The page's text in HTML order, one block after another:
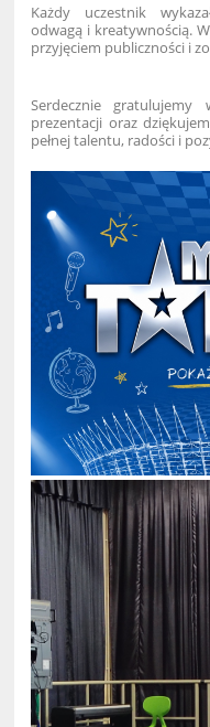
Każdy uczestnik
odwagą i kreatywnością.
przyjęciem publiczności i
Serdecznie gratulujemy
prezentacji oraz
pełnej talentu, radości i